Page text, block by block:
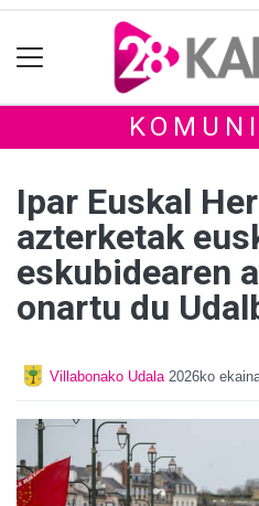
Ipar Euskal
azterketak
eskubidearen
onartu du
Villabonako Udala 2026ko